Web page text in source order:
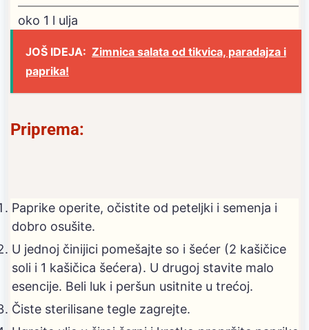
oko 1 l ulja
JOŠ IDEJA: Zimnica salata od tikvica, paradajza i
paprika!
Priprema:
Paprike operite, očistite od peteljki i semenja i
dobro osušite.
U jednoj činijici pomešajte so i šećer (2 kašičice
soli i 1 kašičica šećera). U drugoj stavite malo
esencije. Beli luk i peršun usitnite u trećoj.
Čiste sterilisane tegle zagrejte.